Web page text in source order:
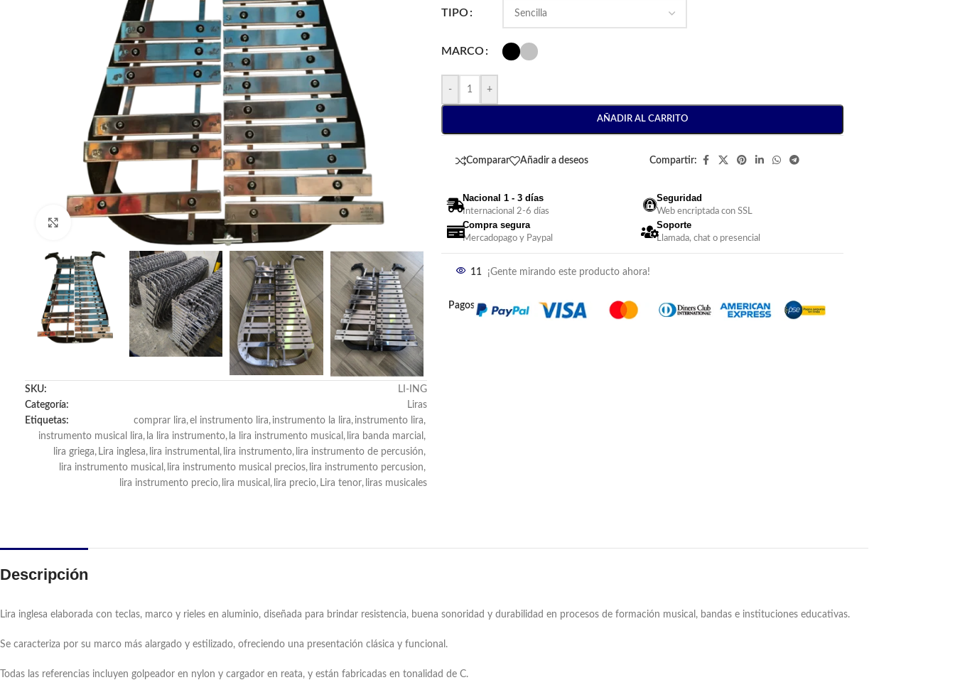
Click to enlarge
SKU:
LI-ING
Categoría:
Liras
Etiquetas:
comprar lira,el instrumento lira, instrumento la lira, instrumento lira,
instrumento musical lira, la lira instrumento, la lira instrumento musical , lira banda marcial ,
lira griega, Lira inglesa, lira instrumental , lira instrumento, lira instrumento de percusión,
lira instrumento musical , lira instrumento musical precios, lira instrumento percusion,
lira instrumento precio, lira musical , lira precio, Lira tenor, liras musicales
TIPO
MARCO
- +
AÑADIR AL CARRITO
Comparar Añadir a deseos Compartir:
Nacional 1 - 3 días
Internacional 2-6 días
Seguridad
Web encriptada con SSL
Compra segura
Mercadopago y Paypal
Soporte
Llamada, chat o presencial
11 ¡Gente mirando este producto ahora!
Pagos:
Descripción
Lira inglesa elaborada con teclas, marco y rieles en aluminio, diseñada para brindar resistencia, buena sonoridad y durabilidad en procesos de formación musical, bandas e instituciones educativas.
Se caracteriza por su marco más alargado y estilizado, ofreciendo una presentación clásica y funcional.
Todas las referencias incluyen golpeador en nylon y cargador en reata, y están fabricadas en tonalidad de C.